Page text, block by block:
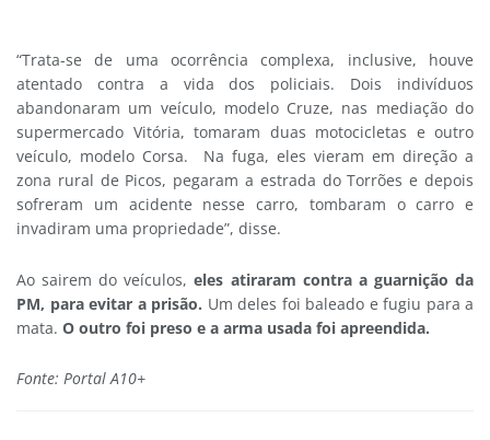
“Trata-se de uma ocorrência complexa, inclusive, houve
atentado contra a vida dos policiais. Dois indivíduos
abandonaram um veículo, modelo Cruze, nas mediação do
supermercado Vitória, tomaram duas motocicletas e outro
veículo, modelo Corsa. Na fuga, eles vieram em direção a
zona rural de Picos, pegaram a estrada do Torrões e depois
sofreram um acidente nesse carro, tombaram o carro e
invadiram uma propriedade”, disse.
Ao sairem do veículos,eles atiraram contra a guarnição da
PM, para evitar a prisão. Um deles foi baleado e fugiu para a
mata. O outro foi preso e a arma usada foi apreendida.
Fonte: Portal A10+